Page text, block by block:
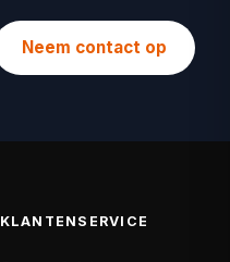
Neem contact op
KLANTENSERVICE